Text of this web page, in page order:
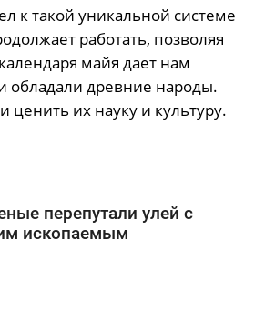
к такой уникальной системе
работать, позволяя
майя дает нам
обладали древние народы.
их науку и культуру.
перепутали улей с
ископаемым